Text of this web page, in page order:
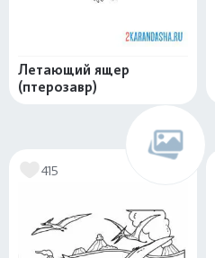
Летающий ящер
(птерозавр)
415